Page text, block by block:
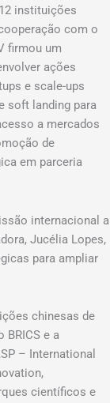
instituições
com o
firmou um
ações
e scale-ups
soft landing para
a mercados
de
em parceria
internacional a
Jucélia Lopes,
para ampliar
chinesas de
BRICS e a
– International
científicos e